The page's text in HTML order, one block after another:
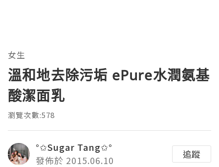
女生
溫和地去除污垢 ePure水潤氨基
酸潔面乳
瀏覽次數:578
°✩Sugar Tang✩°
發佈於 2015.06.10
追蹤